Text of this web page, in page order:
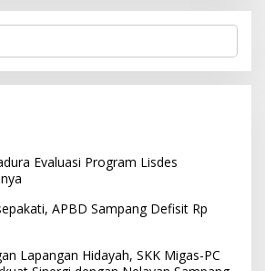
Evaluasi Program Lisdes
APBD Sampang Defisit Rp
Lapangan Hidayah, SKK Migas-PC